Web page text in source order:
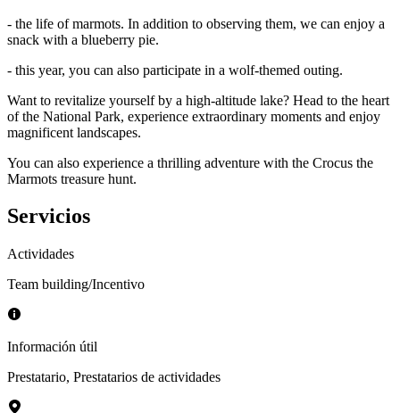
- the life of marmots. In addition to observing them, we can enjoy a
snack with a blueberry pie.
- this year, you can also participate in a wolf-themed outing.
Want to revitalize yourself by a high-altitude lake? Head to the heart
of the National Park, experience extraordinary moments and enjoy
magnificent landscapes.
You can also experience a thrilling adventure with the Crocus the
Marmots treasure hunt.
Servicios
Actividades
Team building/Incentivo
Información útil
Prestatario, Prestatarios de actividades